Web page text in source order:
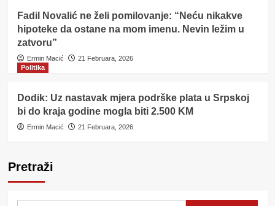
Fadil Novalić ne želi pomilovanje: “Neću nikakve
hipoteke da ostane na mom imenu. Nevin ležim u
zatvoru”
Ermin Macić
21 Februara, 2026
Politika
Dodik: Uz nastavak mjera podrške plata u Srpskoj
bi do kraja godine mogla biti 2.500 KM
Ermin Macić 21 Februara, 2026
Pretraži